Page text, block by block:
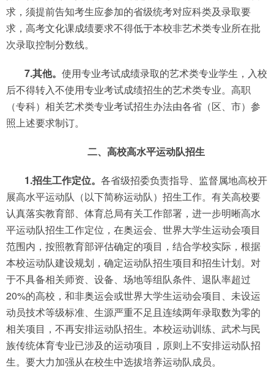
求，须提前告知考生应参加的省级统考对应科类及录取要
求，高考文化课成绩要求不得低于本校非艺术类专业所在批
次录取控制分数线。
7.其他。 使用专业考试成绩录取的艺术类专业学生，入校
后不得转入不使用专业考试成绩招生的艺术类专业。高职
（专科）相关艺术类专业考试招生办法由各省（区、市）参
照上述要求制订。
二、高校高水平运动队招生
1.招生工作定位。 各省级招委负责指导、监督属地高校开
展高水平运动队（以下简称运动队）招生工作。有关高校要
认真落实教育部、体育总局有关工作部署，进一步明晰高水
平运动队招生工作定位，在奥运会、世界大学生运动会项目
范围内，按照教育部评估确定的项目，结合学校实际，根据
本校运动队建设规划，确定运动队招生项目和招生计划。对
于不具备相关师资、设备、场地等组队条件、退队率超过
20%的高校，和非奥运会或世界大学生运动会项目、未设运
动员技术等级标准、生源严重不足且连续两年录取数为零的
相关项目，不再安排运动队招生。本校运动训练、武术与民
族传统体育专业已涉及的运动项目，原则上不安排运动队招
生。要大力加强从在校生中选拔培养运动队成员。